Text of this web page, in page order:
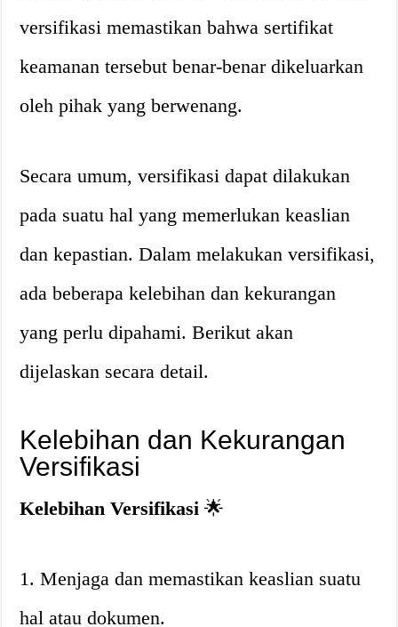
versifikasi memastikan bahwa sertifikat
keamanan tersebut benar-benar dikeluarkan
oleh pihak yang berwenang.
Secara umum, versifikasi dapat dilakukan
pada suatu hal yang memerlukan keaslian
dan kepastian. Dalam melakukan versifikasi,
ada beberapa kelebihan dan kekurangan
yang perlu dipahami. Berikut akan
dijelaskan secara detail.
Kelebihan dan Kekurangan
Versifikasi
Kelebihan Versifikasi 🌟
1. Menjaga dan memastikan keaslian suatu
hal atau dokumen.